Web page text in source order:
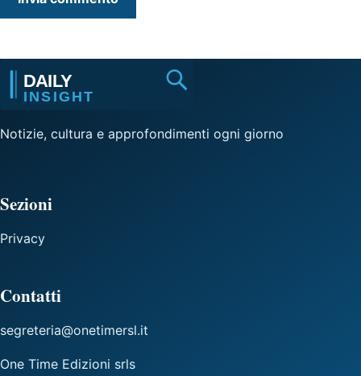
Notizie, cultura e approfondimenti ogni giorno
Sezioni
Privacy
Contatti
segreteria@onetimersl.it
One Time Edizioni srls